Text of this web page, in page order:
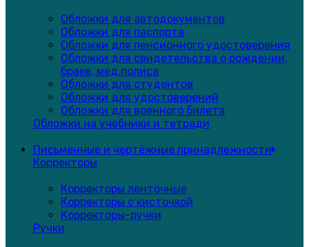
Обложки для автодокументов
Обложки для паспорта
Обложки для пенсионного удостоверения
Обложки для свидетельства о рождении,
браке, мед.полиса
Обложки для студентов
Обложки для удостоверений
Обложки для военного билета
Обложки на учебники и тетради
Письменные и чертёжные принадлежности
Корректоры
Корректоры ленточные
Корректоры с кисточкой
Корректоры-ручки
Ручки